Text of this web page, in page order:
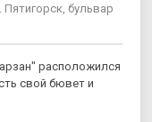
Пятигорск, бульвар
расположился
свой бювет и